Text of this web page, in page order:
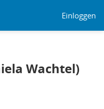
Einloggen
Wachtel)